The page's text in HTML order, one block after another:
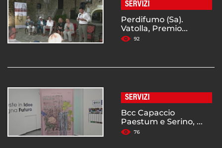
SERVIZI
Perdifumo (Sa).
Vatolla, Premio...
92
SERVIZI
Bcc Capaccio
Paestum e Serino, ...
76